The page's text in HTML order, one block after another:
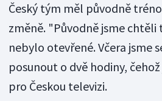
Český tým měl původně
změně. "Původně jsme
nebylo otevřené. Včera jsme
posunout o dvě hodiny,
pro Českou televizi.